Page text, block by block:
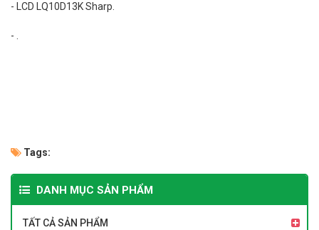
- LCD LQ10D13K Sharp.
- .
Tags:
DANH MỤC SẢN PHẨM
TẤT CẢ SẢN PHẨM